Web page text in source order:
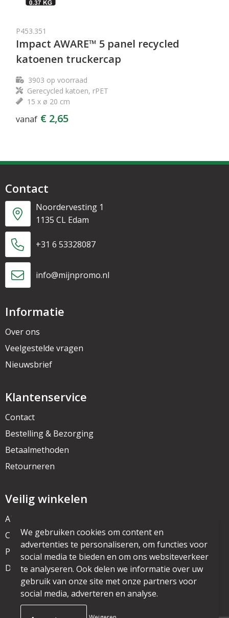
P453.351
Impact AWARE™ 5 panel recycled
katoenen truckercap
3903 op voorraad
Gerecycled katoen, rPET
15 x ø 20 cm
vanaf € 2,65
Contact
Noordervesting 1
1135 CL Edam
+31 6 53328087
info@mijnpromo.nl
Informatie
Over ons
Veelgestelde vragen
Nieuwsbrief
Klantenservice
Contact
Bestelling & Bezorging
Betaalmethoden
Retourneren
Veilig winkelen
Algemene voorwaarden
Cookieverklaring
Privacyverklaring
Disclaimer
© Copyright mijnpromo.nl 2025
We gebruiken cookies om content en
advertenties te personaliseren, om functies voor
social media te bieden en om ons websiteverkeer
te analyseren. Ook delen we informatie over uw
gebruik van onze site met onze partners voor
social media, adverteren en analyse.